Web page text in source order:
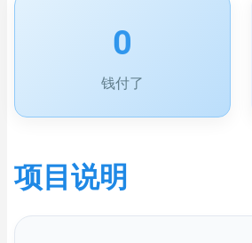
0
钱付了
项目说明